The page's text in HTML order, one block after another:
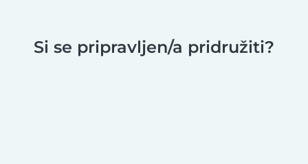
Si se pripravljen/a pridružiti?